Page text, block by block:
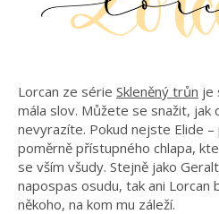
Lorcan ze série Skleněný trůn je
mála slov. Můžete se snažit, jak
nevyrazíte. Pokud nejste Elide
poměrně přístupného chlapa,
se vším všudy. Stejně jako
napospas osudu, tak ani Lorcan
někoho, na kom mu záleží.